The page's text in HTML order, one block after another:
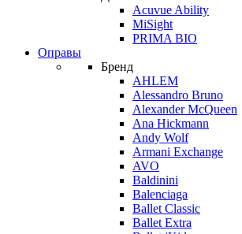
Acuvue Ability
MiSight
PRIMA BIO
Оправы
Бренд
AHLEM
Alessandro Bruno
Alexander McQueen
Ana Hickmann
Andy Wolf
Armani Exchange
AVO
Baldinini
Balenciaga
Ballet Classic
Ballet Extra